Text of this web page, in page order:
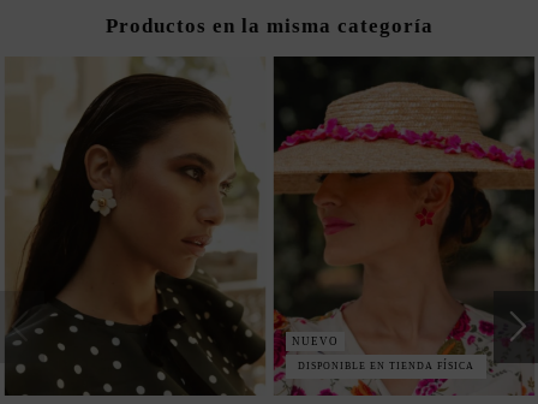
Productos en la misma categoría
NUEVO
DISPONIBLE EN TIENDA FÍSICA